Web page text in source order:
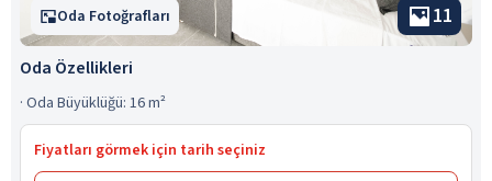
Oda Fotoğrafları 11
Oda Özellikleri
· Oda Büyüklüğü: 16 m²
Fiyatları görmek için tarih seçiniz